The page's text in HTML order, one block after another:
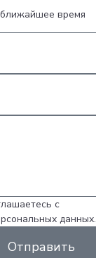
время
с
данных.
Отправить